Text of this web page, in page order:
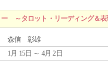
～タロット・リーディング＆
森信 彰雄
1月 15日 ～ 4月 2日